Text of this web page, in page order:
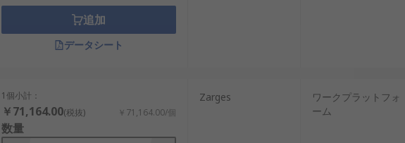
追加
データシート
1個小計：
￥71,164.00(税抜) ￥71,164.00/個
数量
Zarges
ワークプラットフォ
ーム